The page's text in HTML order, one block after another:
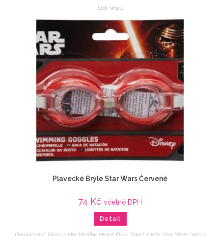
Star Wars
Plavecké Brýle Star Wars Červené
74 Kč včetně DPH
Detail
Domácnost, Filmy / Hry, Hračky, Hrané filmy, Sport / léto, Star Wars Veci z